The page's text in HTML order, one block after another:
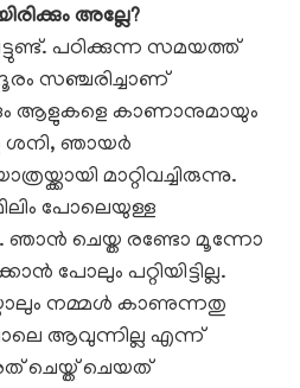
അല്ലേ?
പഠിക്കുന്ന സമയത്ത്
സഞ്ചരിച്ചാണ്
ആളുകളെ കാണാനുമായും
ശനി, ഞായർ
മാറ്റിവച്ചിരുന്നു.
പോലെയുള്ള
ഞാൻ ചെയ്ത രണ്ടോ മൂന്നോ
പോലും പറ്റിയിട്ടില്ല.
നമ്മൾ കാണുന്നതു
ആവുന്നില്ല എന്ന്
ചെയ്ത് ചെയത്